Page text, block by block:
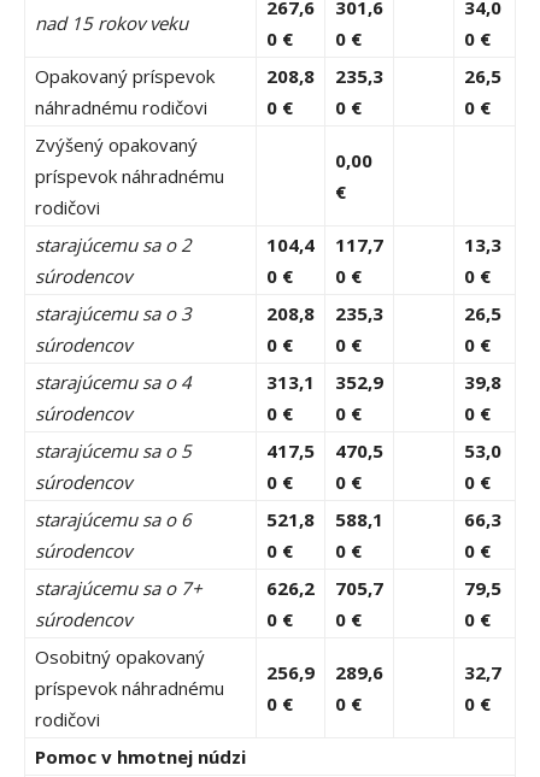
nad 15 rokov veku
267,6
0 €
301,6
0 €
34,0
0 €
Opakovaný príspevok
náhradnému rodičovi
208,8
0 €
235,3
0 €
26,5
0 €
Zvýšený opakovaný
príspevok náhradnému
rodičovi
0,00
€
starajúcemu sa o 2
súrodencov
104,4
0 €
117,7
0 €
13,3
0 €
starajúcemu sa o 3
súrodencov
208,8
0 €
235,3
0 €
26,5
0 €
starajúcemu sa o 4
súrodencov
313,1
0 €
352,9
0 €
39,8
0 €
starajúcemu sa o 5
súrodencov
417,5
0 €
470,5
0 €
53,0
0 €
starajúcemu sa o 6
súrodencov
521,8
0 €
588,1
0 €
66,3
0 €
starajúcemu sa o 7+
súrodencov
626,2
0 €
705,7
0 €
79,5
0 €
Osobitný opakovaný
príspevok náhradnému
rodičovi
256,9
0 €
289,6
0 €
32,7
0 €
Pomoc v hmotnej núdzi